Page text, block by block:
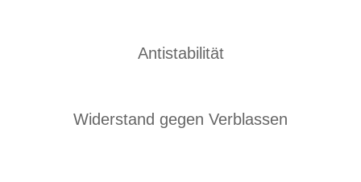
Antistabilität
Widerstand gegen Verblassen